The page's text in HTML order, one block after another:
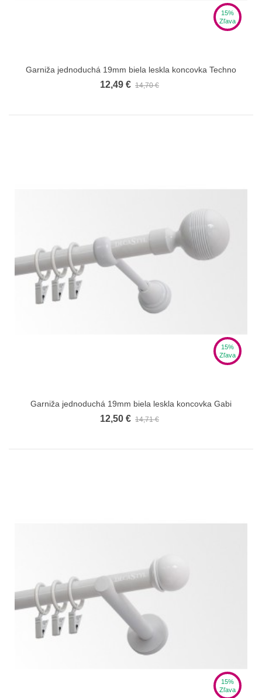
15%
Zľava
Garniža jednoduchá 19mm biela leskla koncovka Techno
12,49 € 14,70 €
15%
Zľava
Garniža jednoduchá 19mm biela leskla koncovka Gabi
12,50 € 14,71 €
15%
Zľava